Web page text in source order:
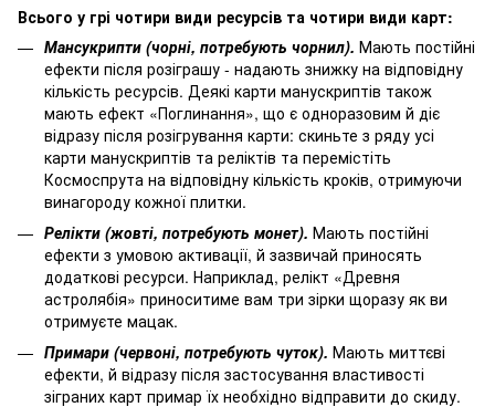
Всього у грі чотири види ресурсів та чотири види карт:
Мансукрипти (чорні, потребують чорнил). Мають постійні
ефекти після розіграшу - надають знижку на відповідну
кількість ресурсів. Деякі карти манускриптів також
мають ефект «Поглинання», що є одноразовим й діє
відразу після розігрування карти: скиньте з ряду усі
карти манускриптів та реліктів та перемістіть
Космоспрута на відповідну кількість кроків, отримуючи
винагороду кожної плитки.
Релікти (жовті, потребують монет). Мають постійні
ефекти з умовою активації, й зазвичай приносять
додаткові ресурси. Наприклад, релікт «Древня
астролябія» приноситиме вам три зірки щоразу як ви
отримуєте мацак.
Примари (червоні, потребують чуток). Мають миттєві
ефекти, й відразу після застосування властивості
зіграних карт примар їх необхідно відправити до скиду.